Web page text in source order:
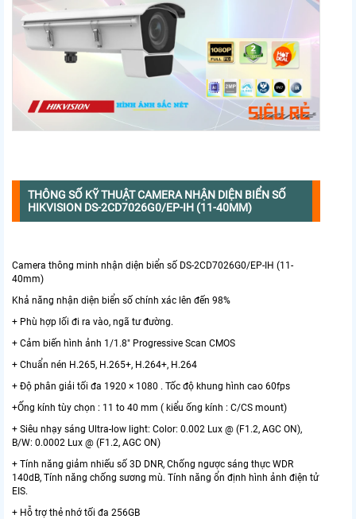
THÔNG SỐ KỸ THUẬT CAMERA NHẬN DIỆN BIỂN SỐ
HIKVISION DS-2CD7026G0/EP-IH (11-40MM)
Camera thông minh nhận diện biển số DS-2CD7026G0/EP-IH (11-
40mm)
Khả năng nhận diện biển số chính xác lên đến 98%
+ Phù hợp lối đi ra vào, ngã tư đường.
+ Cảm biến hình ảnh 1/1.8" Progressive Scan CMOS
+ Chuẩn nén H.265, H.265+, H.264+, H.264
+ Độ phân giải tối đa 1920 × 1080 . Tốc độ khung hình cao 60fps
+Ống kính tùy chọn : 11 to 40 mm ( kiểu ống kính : C/CS mount)
+ Siêu nhạy sáng Ultra-low light: Color: 0.002 Lux @ (F1.2, AGC ON),
B/W: 0.0002 Lux @ (F1.2, AGC ON)
+ Tính năng giảm nhiếu số 3D DNR, Chống ngược sáng thực WDR
140dB, Tính năng chống sương mù. Tính năng ổn định hình ảnh điện tử
EIS.
+ Hỗ trợ thẻ nhớ tối đa 256GB